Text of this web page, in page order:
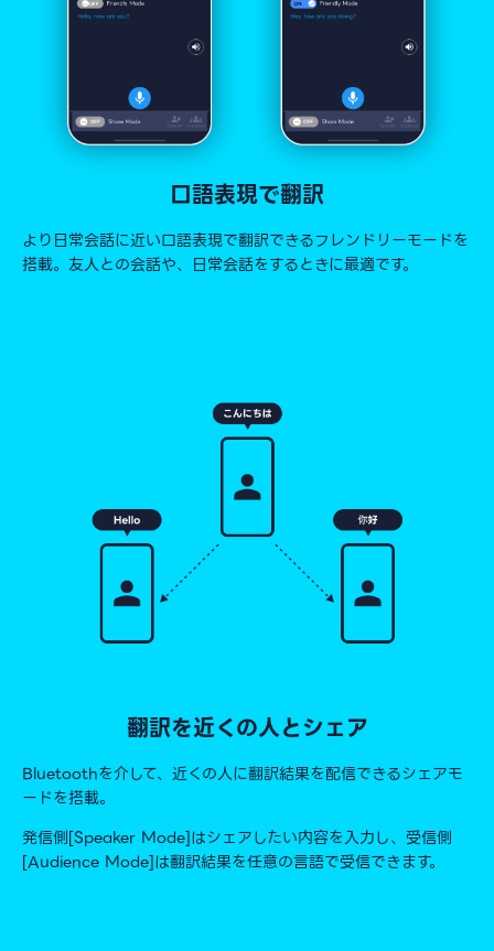
口語表現で翻訳
より日常会話に近い口語表現で翻訳できるフレンドリーモードを
搭載。友人との会話や、日常会話をするときに最適です。
翻訳を近くの人とシェア
Bluetoothを介して、近くの人に翻訳結果を配信できるシェアモ
ードを搭載。
発信側[Speaker Mode]はシェアしたい内容を入力し、受信側
[Audience Mode]は翻訳結果を任意の言語で受信できます。